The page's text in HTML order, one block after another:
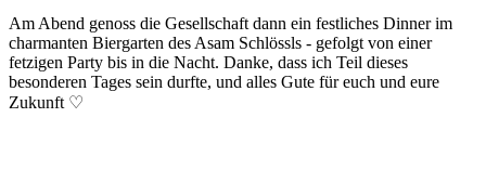
Am Abend genoss die Gesellschaft dann ein festliches Dinner im
charmanten Biergarten des Asam Schlössls - gefolgt von einer
fetzigen Party bis in die Nacht. Danke, dass ich Teil dieses
besonderen Tages sein durfte, und alles Gute für euch und eure
Zukunft ♡